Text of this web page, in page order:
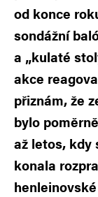
od konce
sondážní
a „kulaté
akce
přiznám, že
bylo
až letos, kdy
konala